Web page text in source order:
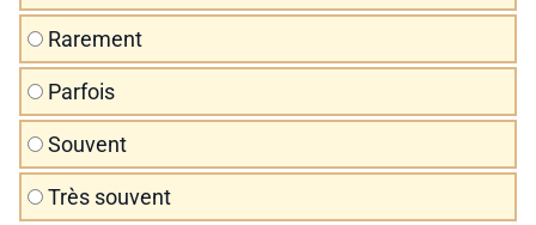
Rarement
Parfois
Souvent
Très souvent